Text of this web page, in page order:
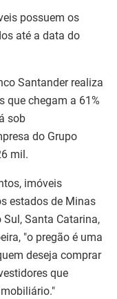
possuem os
até a data do
Santander realiza
que chegam a 61%
sob
do Grupo
mil.
imóveis
estados de Minas
Sul, Santa Catarina,
"o pregão é uma
deseja comprar
que